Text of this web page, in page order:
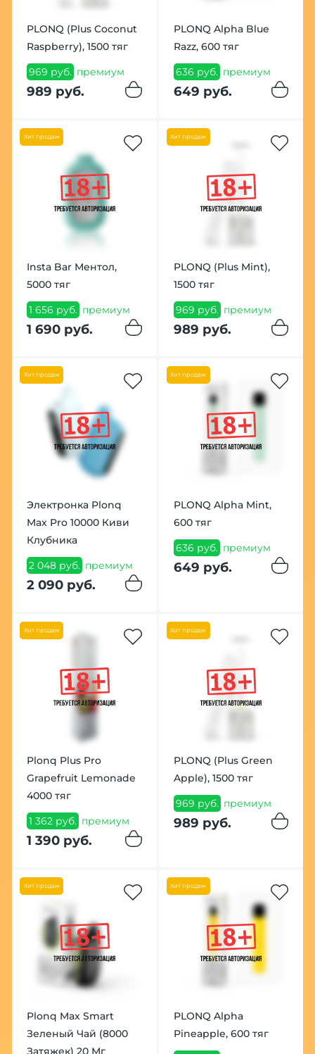
PLONQ (Plus Coconut
Raspberry), 1500 тяг
969 руб. премиум
989 руб.
PLONQ Alpha Blue
Razz, 600 тяг
636 руб. премиум
649 руб.
Хит продаж
Insta Bar Ментол,
5000 тяг
1 656 руб. премиум
1 690 руб.
Хит продаж
PLONQ (Plus Mint),
1500 тяг
969 руб. премиум
989 руб.
Хит продаж
Электронка Plonq
Max Pro 10000 Киви
Клубника
2 048 руб. премиум
2 090 руб.
Хит продаж
PLONQ Alpha Mint,
600 тяг
636 руб. премиум
649 руб.
Хит продаж
Plonq Plus Pro
Grapefruit Lemonade
4000 тяг
1 362 руб. премиум
1 390 руб.
Хит продаж
PLONQ (Plus Green
Apple), 1500 тяг
969 руб. премиум
989 руб.
Хит продаж
Plonq Max Smart
Зеленый Чай (8000
Затяжек) 20 Мг
Хит продаж
PLONQ Alpha
Pineapple, 600 тяг